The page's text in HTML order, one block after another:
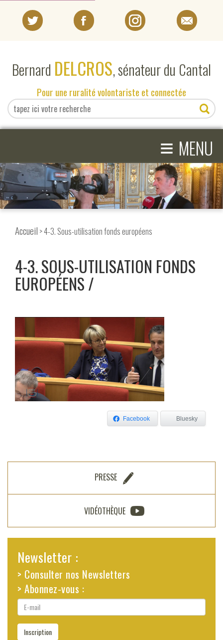
Bernard DELCROS, sénateur du Cantal
Pour une ruralité volontariste et connectée
≡ MENU
EN DIRECT DU SÉNAT
EN DIRECT DU CANTAL
COMPRENDRE LE SÉNAT
Accueil > 4-3. Sous-utilisation fonds européens
4-3. SOUS-UTILISATION FONDS
EUROPÉENS
Facebook Bluesky
PRESSE
VIDÉOTHÈQUE
Newsletter :
> Consulter nos Newsletters
> Abonnez-vous :
E-
mail
Inscription